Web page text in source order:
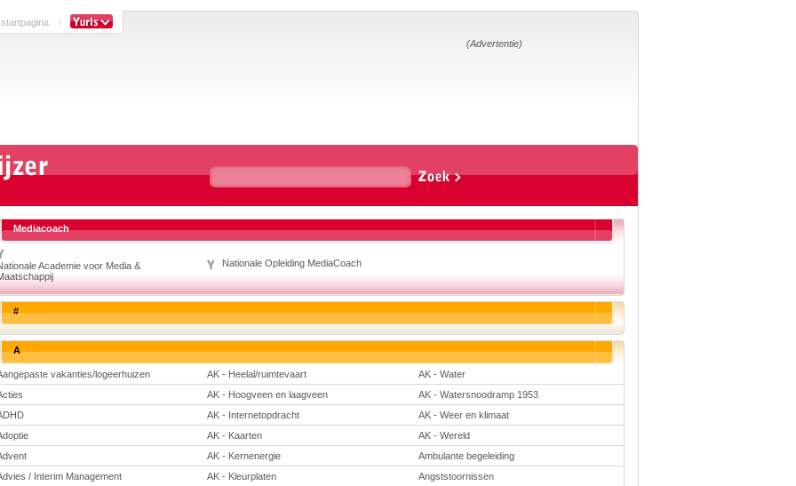
(Advertentie)
Mediacoach
Academie voor Media &
Nationale Opleiding MediaCoach
#
A
vakanties/logeerhuizen AK - Heelal/ruimtevaart
AK - Water
AK - Hoogveen en laagveen
AK - Watersnoodramp 1953
AK - Internetopdracht
AK - Weer en klimaat
AK - Kaarten
AK - Wereld
AK - Kernenergie
Ambulante begeleiding
/ Interim Management
AK - Kleurplaten
Angststoornissen